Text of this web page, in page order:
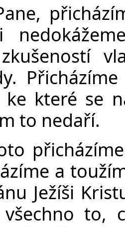
ke které se
to nedaří.
a
Ježíši
to,